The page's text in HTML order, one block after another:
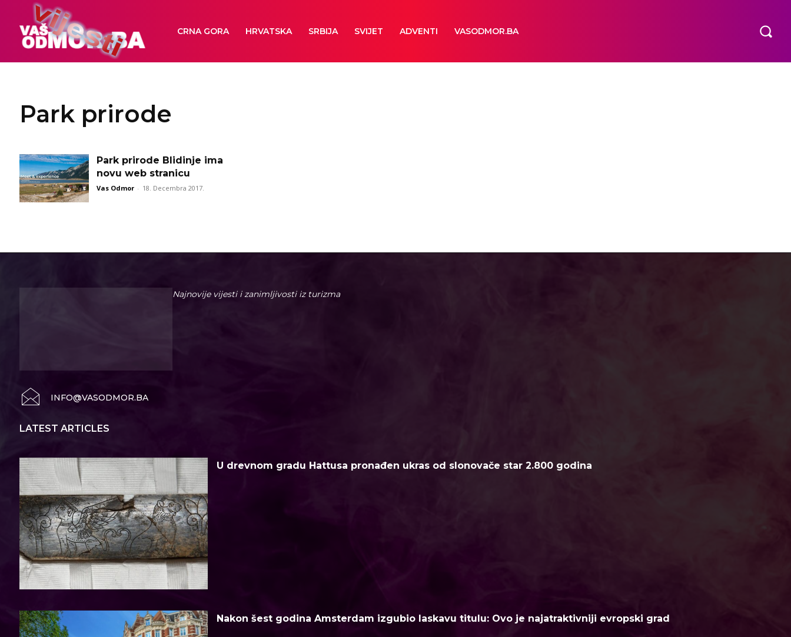
CRNA GORA HRVATSKA SRBIJA SVIJET ADVENTI VASODMOR.BA
Park prirode
Park prirode Blidinje ima
novu web stranicu
Vas Odmor - 18. Decembra 2017.
Najnovije vijesti i zanimljivosti iz turizma
INFO@VASODMOR.BA
LATEST ARTICLES
U drevnom gradu Hattusa pronađen ukras od slonovače star 2.800 godina
Nakon šest godina Amsterdam izgubio laskavu titulu: Ovo je najatraktivniji evropski grad